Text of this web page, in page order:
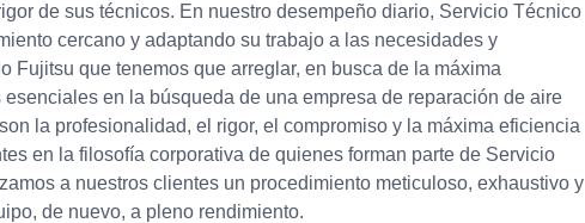
de sus técnicos. En nuestro desempeño diario, Servicio Técnico
cercano y adaptando su trabajo a las necesidades y
Fujitsu que tenemos que arreglar, en busca de la máxima
en la búsqueda de una empresa de reparación de aire
la profesionalidad, el rigor, el compromiso y la máxima eficiencia
en la filosofía corporativa de quienes forman parte de Servicio
a nuestros clientes un procedimiento meticuloso, exhaustivo y
de nuevo, a pleno rendimiento.